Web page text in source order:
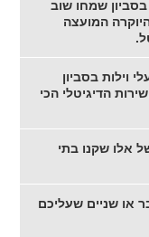
בסביון שמחו שוב
המועצה
וילות בסביון
הדיגיטלי הכי
אלו שקנו בתי
או שניים שעליכם